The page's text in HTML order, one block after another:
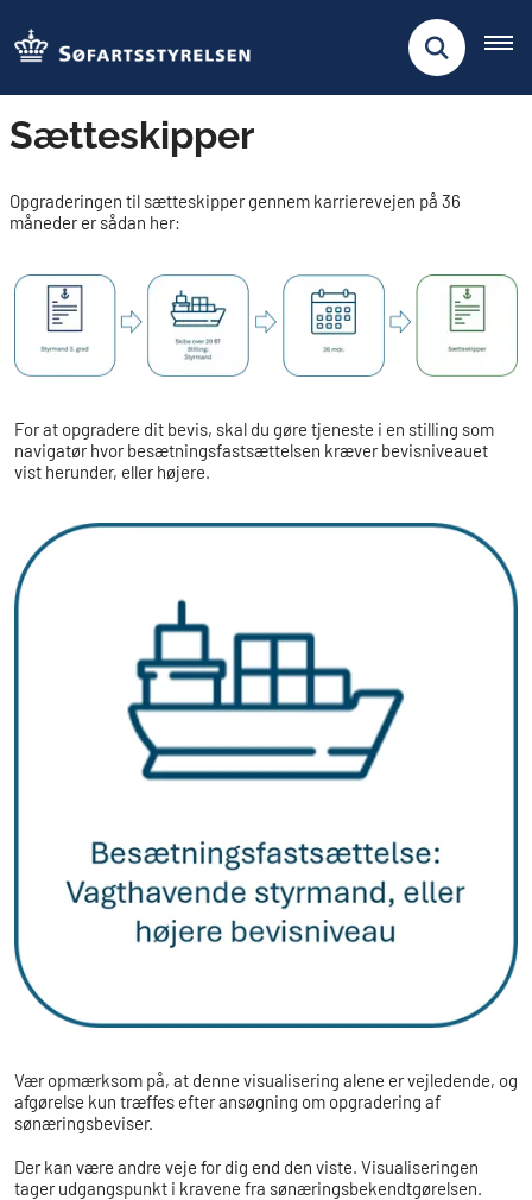
Sætteskipper
Opgraderingen til sætteskipper gennem karrierevejen på 36
måneder er sådan her:
For at opgradere dit bevis, skal du gøre tjeneste i en stilling som
navigatør hvor besætningsfastsættelsen kræver bevisniveauet
vist herunder, eller højere.
Vær opmærksom på, at denne visualisering alene er vejledende, og
afgørelse kun træffes efter ansøgning om opgradering af
sønæringsbeviser.
Der kan være andre veje for dig end den viste. Visualiseringen
tager udgangspunkt i kravene fra sønæringsbekendtgørelsen.